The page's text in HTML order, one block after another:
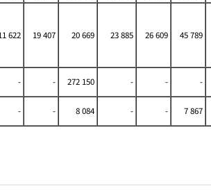
622 19 407 20 669 23 885 26 609 45 789
- - 272 150 - -
-
- - 8 084 - - 7 867